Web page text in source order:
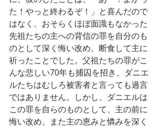
た！やっと終わるぞ！」と喜んだので
はなく、おそらくほぼ面識もなかった
先祖たちの主への背信の罪を自分のも
のとして深く悔い改め、断食して主に
祈ったことでした。父祖たちの罪がこ
んな悲しい70年も捕囚を招き、ダニエ
ルたちはむしろ被害者と言っても過言
ではありません。しかし、ダニエルは
この罪を自らのものとして、主の前に
悔い改め、また主の恵みと憐みを深く